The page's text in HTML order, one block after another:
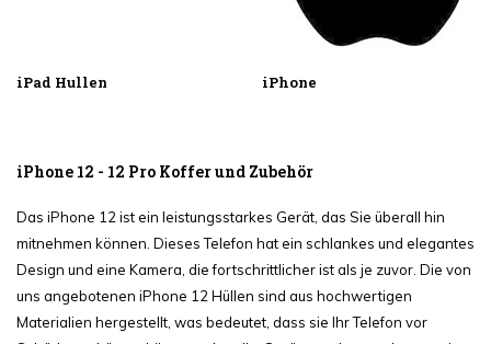
iPad Hullen iPhone
iPhone 12 - 12 Pro Koffer und Zubehör
Das iPhone 12 ist ein leistungsstarkes Gerät, das Sie überall hin
mitnehmen können. Dieses Telefon hat ein schlankes und elegantes
Design und eine Kamera, die fortschrittlicher ist als je zuvor. Die von
uns angebotenen iPhone 12 Hüllen sind aus hochwertigen
Materialien hergestellt, was bedeutet, dass sie Ihr Telefon vor